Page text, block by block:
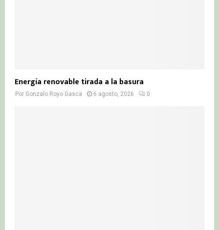
Energía renovable tirada a la basura
Por Gonzalo Royo Gasca 6 agosto, 2026 0